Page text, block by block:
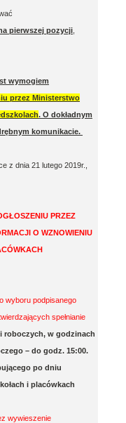
pierwszej pozycji
wymogiem
przez Ministerstwo
. O dokładnym
komunikacie.
z dnia 21 lutego 2019r.,
PRZEZ
O WZNOWIENIU
wyboru podpisanego
spełnianie
roboczych, w godzinach
– do godz. 15:00.
po dniu
i placówkach
wywieszenie